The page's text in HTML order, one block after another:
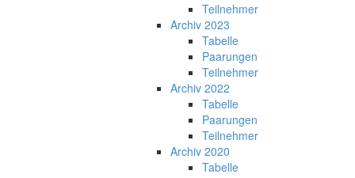
Teilnehmer
Archiv 2023
Tabelle
Paarungen
Teilnehmer
Archiv 2022
Tabelle
Paarungen
Teilnehmer
Archiv 2020
Tabelle